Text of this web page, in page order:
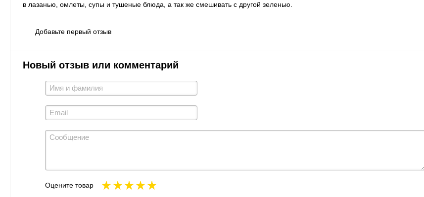
в лазанью, омлеты, супы и тушеные блюда, а так же смешивать с другой зеленью.
Добавьте первый отзыв
Новый отзыв или комментарий
Оцените товар